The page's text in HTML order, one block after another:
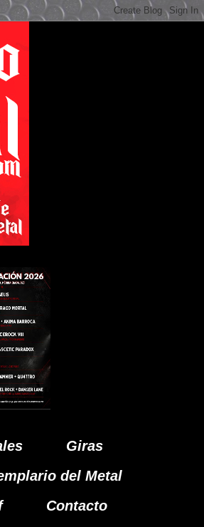
Giras
del Metal
Contacto